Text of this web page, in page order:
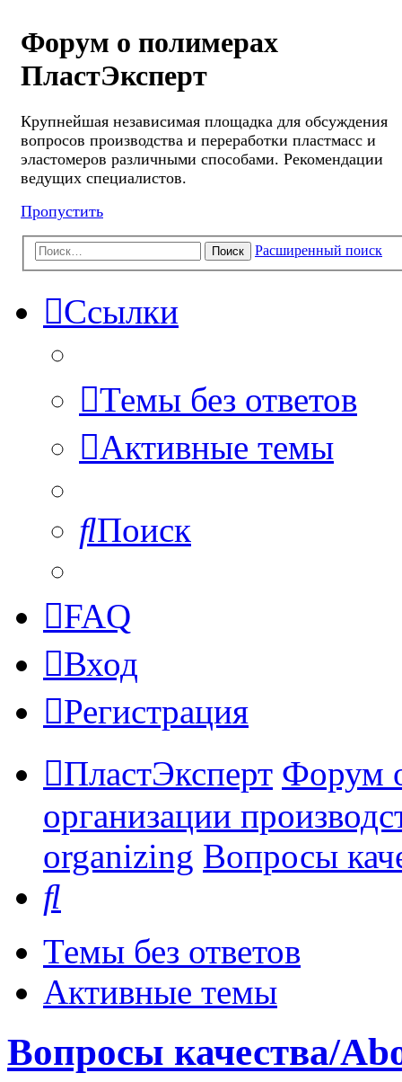
Форум о полимерах
ПластЭксперт
Крупнейшая независимая площадка для обсуждения
вопросов производства и переработки пластмасс и
эластомеров различными способами. Рекомендации
ведущих специалистов.
Пропустить
Поиск Расширенный поиск
Ссылки
Темы без ответов
Активные темы
Поиск
FAQ
Вход
Регистрация
ПластЭксперт Форум
организации
organizing Вопросы
Темы без ответов
Активные темы
Вопросы качества/